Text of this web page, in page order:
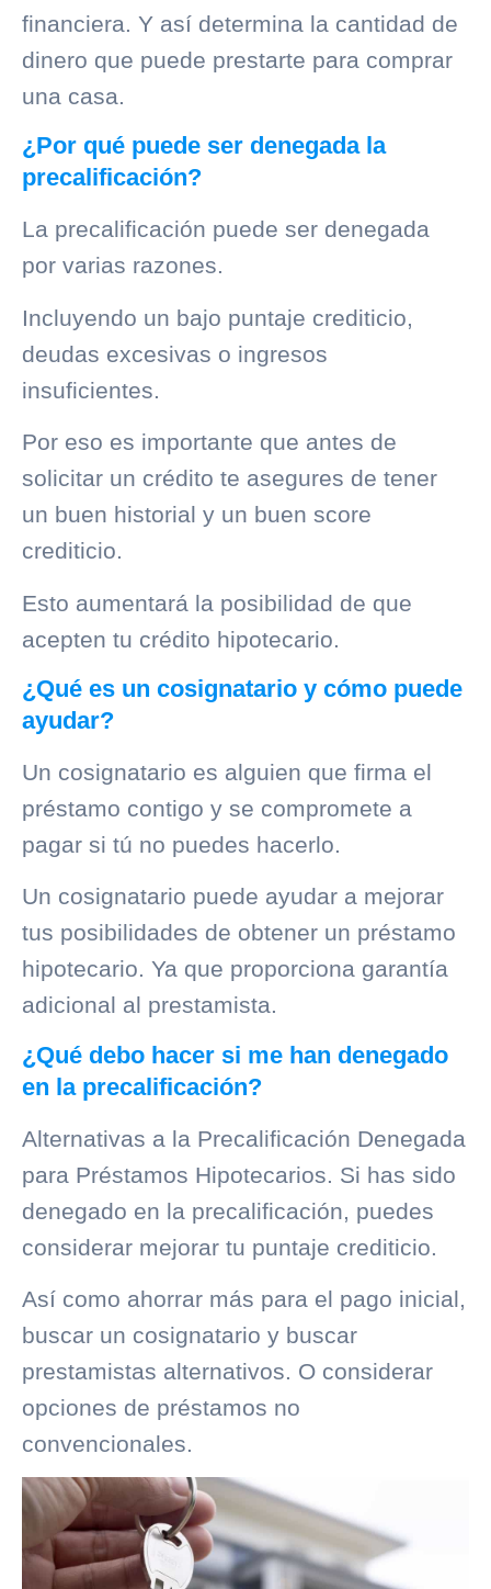
financiera. Y así determina la cantidad de
dinero que puede prestarte para comprar
una casa.
¿Por qué puede ser denegada la
precalificación?
La precalificación puede ser denegada
por varias razones.
Incluyendo un bajo puntaje crediticio,
deudas excesivas o ingresos
insuficientes.
Por eso es importante que antes de
solicitar un crédito te asegures de tener
un buen historial y un buen score
crediticio.
Esto aumentará la posibilidad de que
acepten tu crédito hipotecario.
¿Qué es un cosignatario y cómo puede
ayudar?
Un cosignatario es alguien que firma el
préstamo contigo y se compromete a
pagar si tú no puedes hacerlo.
Un cosignatario puede ayudar a mejorar
tus posibilidades de obtener un préstamo
hipotecario. Ya que proporciona garantía
adicional al prestamista.
¿Qué debo hacer si me han denegado
en la precalificación?
Alternativas a la Precalificación Denegada
para Préstamos Hipotecarios. Si has sido
denegado en la precalificación, puedes
considerar mejorar tu puntaje crediticio.
Así como ahorrar más para el pago inicial,
buscar un cosignatario y buscar
prestamistas alternativos. O considerar
opciones de préstamos no
convencionales.